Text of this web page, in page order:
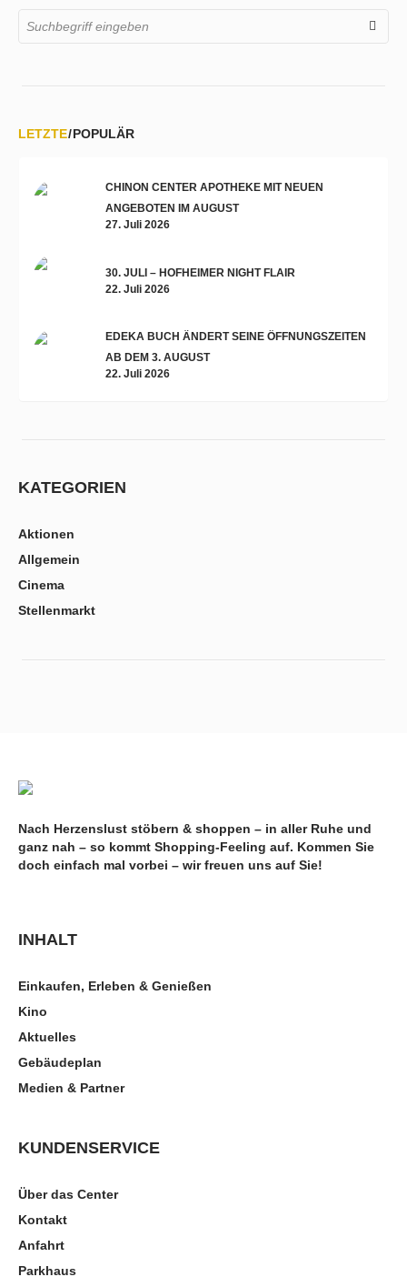
LETZTE POPULÄR
CHINON CENTER APOTHEKE MIT NEUEN
ANGEBOTEN IM AUGUST
27. Juli 2026
30. JULI – HOFHEIMER NIGHT FLAIR
22. Juli 2026
EDEKA BUCH ÄNDERT SEINE ÖFFNUNGSZEITEN
AB DEM 3. AUGUST
22. Juli 2026
KATEGORIEN
Aktionen
Allgemein
Cinema
Stellenmarkt
Nach Herzenslust stöbern & shoppen – in aller Ruhe und
ganz nah – so kommt Shopping-Feeling auf. Kommen Sie
doch einfach mal vorbei – wir freuen uns auf Sie!
INHALT
Einkaufen, Erleben & Genießen
Kino
Aktuelles
Gebäudeplan
Medien & Partner
KUNDENSERVICE
Über das Center
Kontakt
Anfahrt
Parkhaus